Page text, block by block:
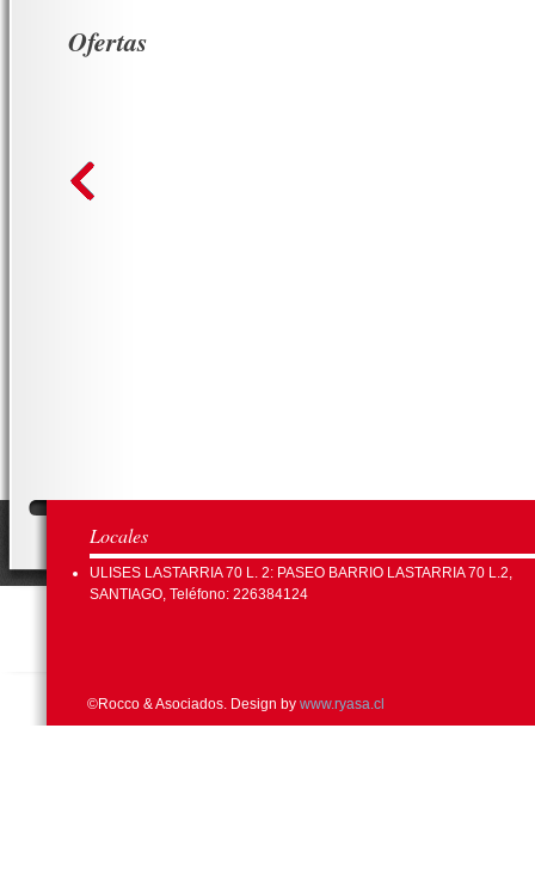
Ofertas
Locales
ULISES LASTARRIA 70 L. 2: PASEO BARRIO LASTARRIA 70 L.2,
SANTIAGO, Teléfono: 226384124
©Rocco & Asociados. Design by www.ryasa.cl